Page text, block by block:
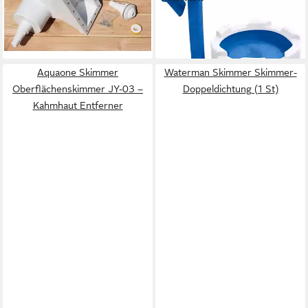
lieferbar in 3 Wochen ab 39,99 €
lieferbar - in 4-5 Werktagen bei dir
Aquaone Skimmer
Oberflächenskimmer JY-03 –
Kahmhaut Entferner
Waterman Skimmer Skimmer-
Doppeldichtung (1 St)